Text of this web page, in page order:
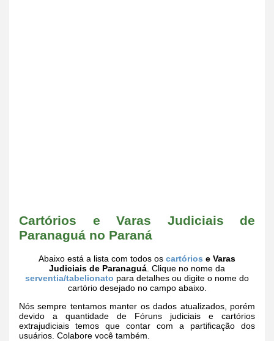
Cartórios e Varas Judiciais de
Paranaguá no Paraná
Abaixo está a lista com todos os cartórios e Varas
Judiciais de Paranaguá . Clique no nome da
serventia/tabelionato para detalhes ou digite o nome do
cartório desejado no campo abaixo.
Nós sempre tentamos manter os dados atualizados, porém
devido a quantidade de Fóruns judiciais e cartórios
extrajudiciais temos que contar com a partificação dos
usuários. Colabore você também.